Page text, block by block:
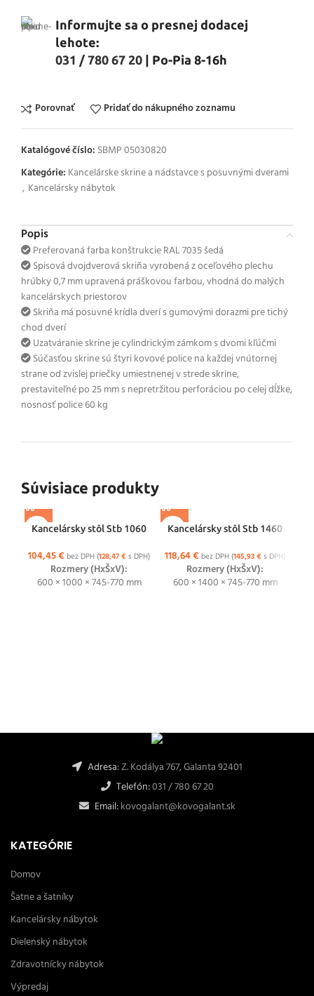
Informujte sa o presnej dodacej
lehote:
031 / 780 67 20 | Po-Pia 8-16h
Porovnať Pridať do nákupného zoznamu
Katalógové číslo: SBMP 05030820
Kategórie: Kancelárske skrine a nádstavce s posuvnými dverami
, Kancelársky nábytok
Popis
Preferovaná farba konštrukcie RAL 7035 šedá
Spisová dvojdverová skriňa vyrobená z oceľového plechu
hrúbky 0,7 mm upravená práškovou farbou, vhodná do malých
kancelárskych priestorov
Skriňa má posuvné krídla dverí s gumovými dorazmi pre tichý
chod dverí
Uzatváranie skrine je cylindrickým zámkom s dvomi kľúčmi
Súčasťou skrine sú štyri kovové police na každej vnútornej
strane od zvislej priečky umiestnenej v strede skrine,
prestaviteľné po 25 mm s nepretržitou perforáciou po celej dĺžke,
nosnosť police 60 kg
Súvisiace produkty
Kancelársky stôl Stb 1060
104,45€ bez DPH (128,47€s DPH)
Rozmery (HxŠxV):
600 × 1000 × 745-770 mm
Kancelársky stôl Stb 1460
118,64€ bez DPH (145,93€s DPH)
Rozmery (HxŠxV):
600 × 1400 × 745-770 mm
Adresa:Z. Kodálya 767, Galanta 92401
Telefón:031 / 780 67 20
Email:kovogalant@kovogalant.sk
KATEGÓRIE
Domov
Šatne a šatníky
Kancelársky nábytok
Dielenský nábytok
Zdravotnícky nábytok
Výpredaj